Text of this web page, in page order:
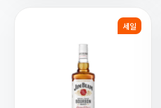
세일